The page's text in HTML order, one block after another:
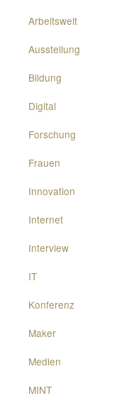
Arbeitswelt
Ausstellung
Bildung
Digital
Forschung
Frauen
Innovation
Internet
Interview
IT
Konferenz
Maker
Medien
MINT